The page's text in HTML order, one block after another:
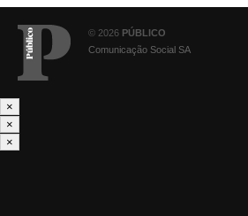
© 2026 PÚBLICO
Comunicação Social SA
×
×
×